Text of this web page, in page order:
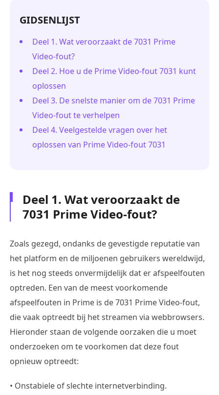
GIDSENLIJST
Deel 1. Wat veroorzaakt de 7031 Prime
Video-fout?
Deel 2. Hoe u de Prime Video-fout 7031 kunt
oplossen
Deel 3. De snelste manier om de 7031 Prime
Video-fout te verhelpen
Deel 4. Veelgestelde vragen over het
oplossen van Prime Video-fout 7031
Deel 1. Wat veroorzaakt de
7031 Prime Video-fout?
Zoals gezegd, ondanks de gevestigde reputatie van
het platform en de miljoenen gebruikers wereldwijd,
is het nog steeds onvermijdelijk dat er afspeelfouten
optreden. Een van de meest voorkomende
afspeelfouten in Prime is de 7031 Prime Video-fout,
die vaak optreedt bij het streamen via webbrowsers.
Hieronder staan de volgende oorzaken die u moet
onderzoeken om te voorkomen dat deze fout
opnieuw optreedt:
• Onstabiele of slechte internetverbinding.